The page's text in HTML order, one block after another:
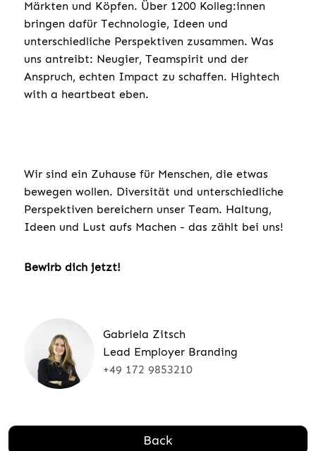
Märkten und Köpfen. Über 1200 Kolleg:innen
bringen dafür Technologie, Ideen und
unterschiedliche Perspektiven zusammen. Was
uns antreibt: Neugier, Teamspirit und der
Anspruch, echten Impact zu schaffen. Hightech
with a heartbeat eben.
Wir sind ein Zuhause für Menschen, die etwas
bewegen wollen. Diversität und unterschiedliche
Perspektiven bereichern unser Team. Haltung,
Ideen und Lust aufs Machen - das zählt bei uns!
Bewirb dich jetzt!
Gabriela Zitsch
Lead Employer Branding
+49 172 9853210
Back